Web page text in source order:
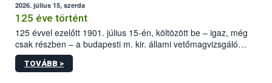
2026. július 15, szerda
125 éve történt
125 évvel ezelőtt 1901. július 15-én, költözött be – igaz, még
csak részben – a budapesti m. kir. állami vetőmagvizsgáló
állomás a Kis Rókus utca 15. szám alatti, Czigler Győző által
tervezett új épületébe.
TOVÁBB >